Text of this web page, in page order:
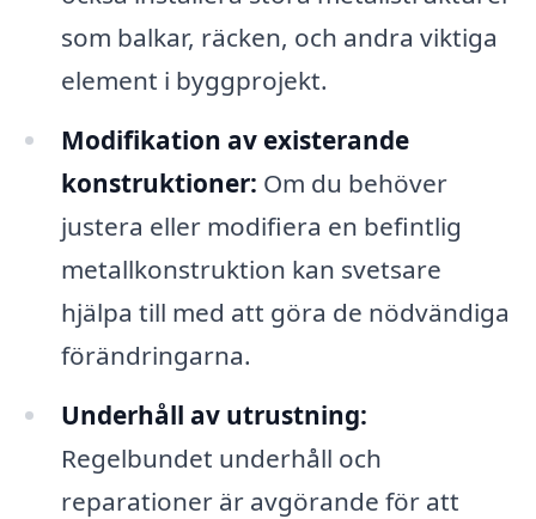
som balkar, räcken, och andra viktiga
element i byggprojekt.
Modifikation av existerande
konstruktioner: Om du behöver
justera eller modifiera en befintlig
metallkonstruktion kan svetsare
hjälpa till med att göra de nödvändiga
förändringarna.
Underhåll av utrustning:
Regelbundet underhåll och
reparationer är avgörande för att